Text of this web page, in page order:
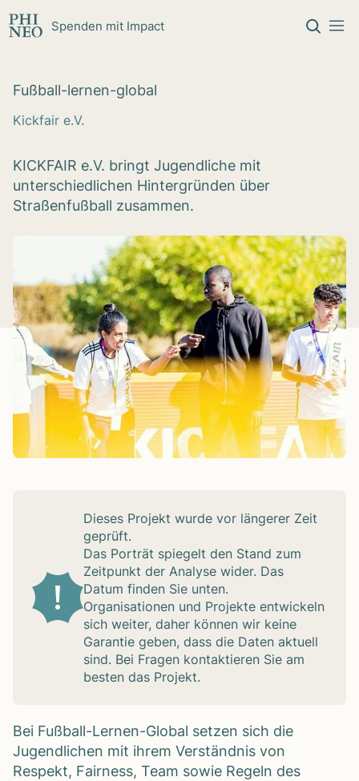
Spenden mit Impact
Fuß­ball-ler­nen-glo­bal
Kickfair e.V.
KICKFAIR e.V. bringt Jugendliche mit
unterschiedlichen Hintergründen über
Straßenfußball zusammen.
Die­ses Pro­jekt wurde vor län­ge­rer Zeit
geprüft.
Das Por­trät spie­gelt den Stand zum
Zeit­punkt der Ana­lyse wider. Das
Datum fin­den Sie unten.
Orga­ni­sa­tio­nen und Pro­jekte ent­wi­ckeln
sich wei­ter, daher kön­nen wir keine
Garan­tie geben, dass die Daten aktu­ell
sind. Bei Fra­gen kon­tak­tie­ren Sie am
bes­ten das Pro­jekt.
Bei Fuß­ball-Ler­nen-Glo­bal set­zen sich die
Jugend­li­chen mit ihrem Ver­ständ­nis von
Respekt, Fair­ness, Team sowie Regeln des